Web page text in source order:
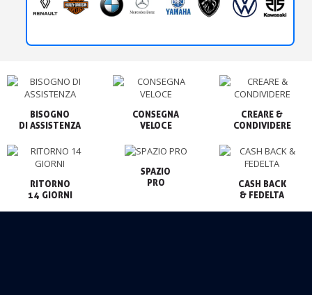
BISOGNO
CONSEGNA
VELOCE
CREARE &
CONDIVIDERE
RITORNO
14 GIORNI
SPAZIO
PRO
CASH BACK
& FEDELTA